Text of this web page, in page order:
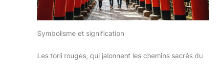
Symbolisme et signification
Les torii rouges, qui jalonnent les chemins sacrés du